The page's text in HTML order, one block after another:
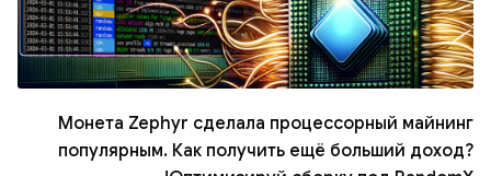
Монета Zephyr сделала процессорный майнинг
популярным. Как получить ещё больший доход?